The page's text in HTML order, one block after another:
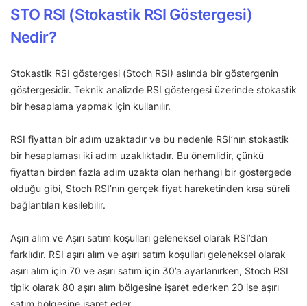
STO RSI (Stokastik RSI Göstergesi)
Nedir?
Stokastik RSI göstergesi (Stoch RSI) aslında bir göstergenin
göstergesidir. Teknik analizde RSI göstergesi üzerinde stokastik
bir hesaplama yapmak için kullanılır.
RSI fiyattan bir adım uzaktadır ve bu nedenle RSI’nın stokastik
bir hesaplaması iki adım uzaklıktadır. Bu önemlidir, çünkü
fiyattan birden fazla adım uzakta olan herhangi bir göstergede
olduğu gibi, Stoch RSI’nın gerçek fiyat hareketinden kısa süreli
bağlantıları kesilebilir.
Aşırı alım ve Aşırı satım koşulları geleneksel olarak RSI’dan
farklıdır. RSI aşırı alım ve aşırı satım koşulları geleneksel olarak
aşırı alım için 70 ve aşırı satım için 30’a ayarlanırken, Stoch RSI
tipik olarak 80 aşırı alım bölgesine işaret ederken 20 ise aşırı
satım bölgesine işaret eder.